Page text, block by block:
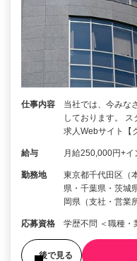
仕事内容
当社では、今みな
しております。 ス
求人Webサイト【
給与 月給250,000円+イ
勤務地
東京都千代田区（
県・千葉県・茨城
岡県（支社・営業所
応募資格 学歴不問 ＜職種・
後で見る